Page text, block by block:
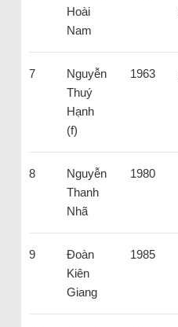
Hoài
Nam
7
Nguyễn
Thuý
Hạnh
(f)
1963
8
Nguyễn
Thanh
Nhã
1980
9
Đoàn
Kiên
Giang
1985